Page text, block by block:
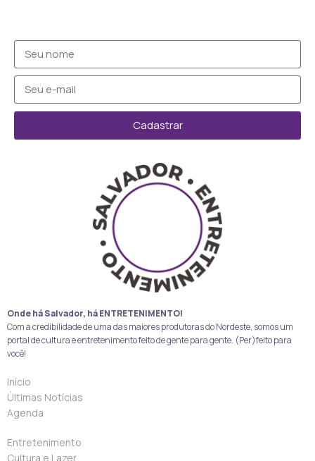
Cadastrar
Onde há Salvador, há ENTRETENIMENTO!
Com a credibilidade de uma das maiores produtoras do Nordeste, somos um
portal de cultura e entretenimento feito de gente para gente. (Per)feito para
você!
Início
Últimas Notícias
Agenda
Entretenimento
Cultura e Lazer